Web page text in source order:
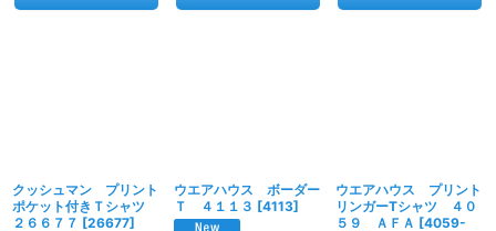
クッシュマン プリント
ポケット付きＴシャツ
２６６７７ [26677]
ウエアハウス ボーダー
Ｔ ４１１３ [4113]
ウエアハウス プリント
リンガーTシャツ ４０
５９ ＡＦＡ [4059-